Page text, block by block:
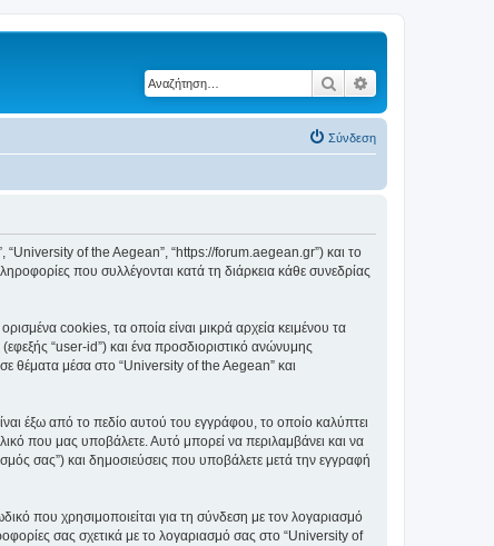
Αναζήτηση
Σύνδεση
“University of the Aegean”, “https://forum.aegean.gr”) και το
που συλλέγονται κατά τη διάρκεια κάθε συνεδρίας
cookies, τα οποία είναι μικρά αρχεία κειμένου τα
“user-id”) και ένα προσδιοριστικό ανώνυμης
θέματα μέσα στο “University of the Aegean” και
έξω από το πεδίο αυτού του εγγράφου, το οποίο καλύπτει
που μας υποβάλετε. Αυτό μπορεί να περιλαμβάνει και να
σας”) και δημοσιεύσεις που υποβάλετε μετά την εγγραφή
που χρησιμοποιείται για τη σύνδεση με τον λογαριασμό
σας σχετικά με το λογαριασμό σας στο “University of